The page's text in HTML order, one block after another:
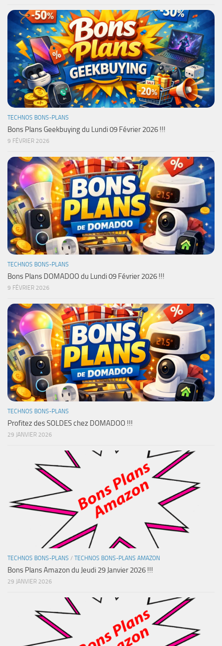
TECHNOS BONS-PLANS
Bons Plans Geekbuying du Lundi 09 Février 2026 !!!
9 FÉVRIER 2026
TECHNOS BONS-PLANS
Bons Plans DOMADOO du Lundi 09 Février 2026 !!!
9 FÉVRIER 2026
TECHNOS BONS-PLANS
Profitez des SOLDES chez DOMADOO !!!
29 JANVIER 2026
TECHNOS BONS-PLANS / TECHNOS BONS-PLANS AMAZON
Bons Plans Amazon du Jeudi 29 Janvier 2026 !!!
29 JANVIER 2026